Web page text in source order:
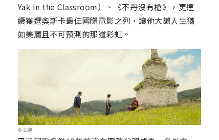
Yak in the Classroom）、《不丹沒有槍》，更連
續獲選奧斯卡最佳國際電影之列，讓他大讚人生猶
如美麗且不可預測的那道彩虹。
©海鵬